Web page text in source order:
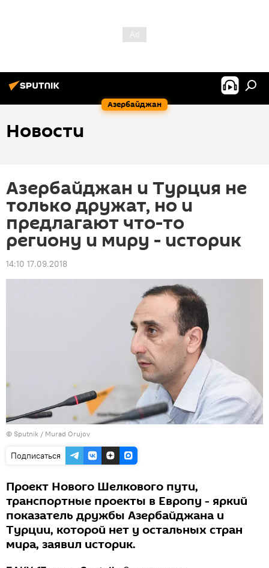
Азербайджан
Новости
Азербайджан и Турция не
только дружат, но и
предлагают что-то
региону и миру - историк
14:10 17.09.2018
© Sputnik / Murad Orujov
Подписаться
Проект Нового Шелкового пути,
транспортные проекты в Европу - яркий
показатель дружбы Азербайджана и
Турции, которой нет у остальных стран
мира, заявил историк.